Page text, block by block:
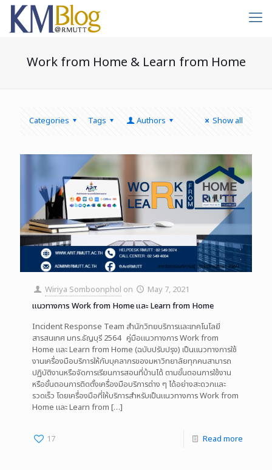
Work from Home & Learn from Home
Categories Tags Authors Show all
Wiriya Somboonphol on
May 7, 2021
แนวทางการ Work from Home และ Learn from Home
Incident Response Team สำนักวิทยบริการและเทคโนโลยี
สารสนเทศ มทร.ธัญบุรี 2564 คู่มือแนวทางการ Work from
Home และ Learn from Home (ฉบับปรับปรุง) เป็นแนวทางการใช้
งานเครื่องมือบริการให้กับบุคลากรของมหาวิทยาลัยทุกคนสามารถ
ปฏิบัติงานหรือจัดการเรียนการสอนที่บ้านได้ ตามขั้นตอนการใช้งาน
หรือขั้นตอนการติดตั้งเครื่องมือบริการต่าง ๆ ได้อย่างสะดวกและ
รวดเร็ว โดยเครื่องมือที่ให้บริการสำหรับเป็นแนวทางการ Work from
Home และ Learn from […]
17 Read more